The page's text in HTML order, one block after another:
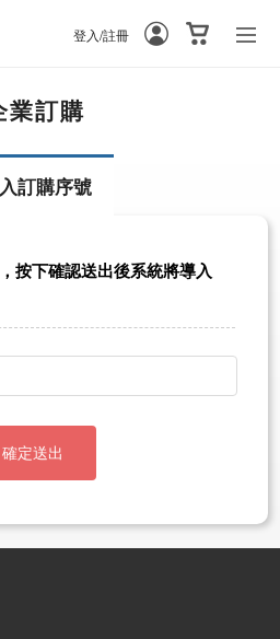
登入/註冊
業訂購
訂購序號
按下確認送出後系統將導入
確定送出